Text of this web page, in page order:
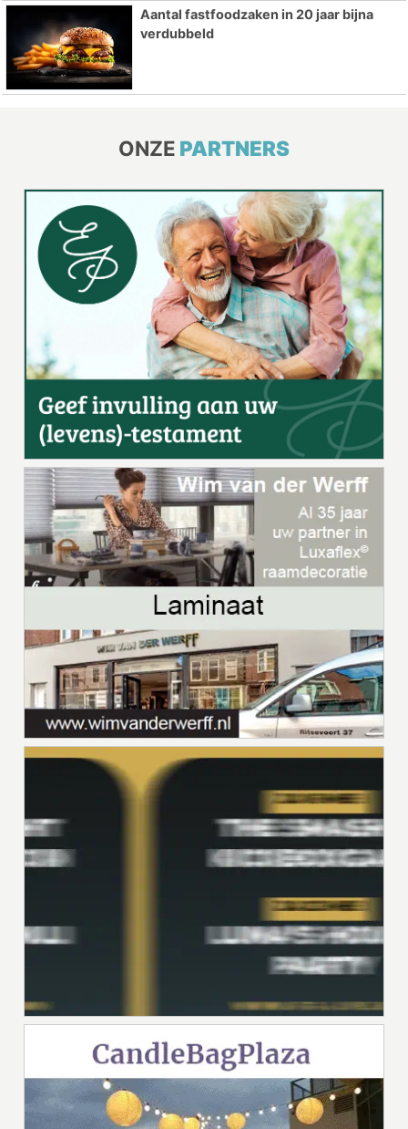
Aantal fastfoodzaken in 20 jaar bijna
verdubbeld
ONZE PARTNERS